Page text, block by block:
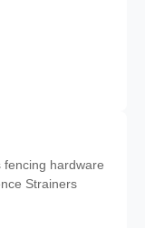
fencing hardware
Strainers